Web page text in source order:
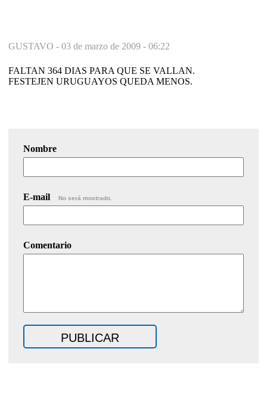
GUSTAVO - 03 de marzo de 2009 - 06:22
FALTAN 364 DIAS PARA QUE SE VALLAN.
FESTEJEN URUGUAYOS QUEDA MENOS.
Nombre
E-mail No será mostrado.
Comentario